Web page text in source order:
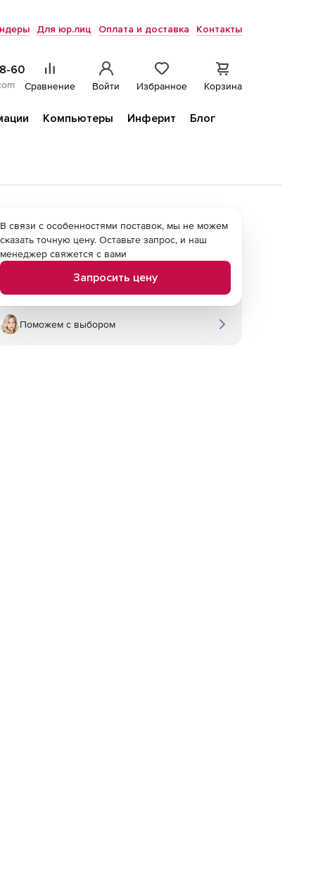
Для юр.лиц Оплата и доставка Контакты
60
Сравнение Войти Избранное Корзина
Компьютеры Инферит
Блог
В связи с особенностями поставок, мы не можем
сказать точную цену. Оставьте запрос, и наш
менеджер свяжется с вами
Запросить цену
Поможем с выбором